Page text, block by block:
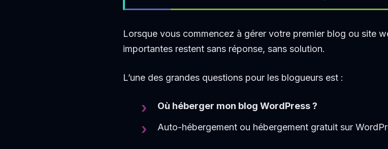
Lorsque vous commencez à gérer votre premier blog ou site
importantes restent sans réponse, sans solution.
L’une des grandes questions pour les blogueurs est :
Où héberger mon blog WordPress ?
Auto-hébergement ou hébergement gratuit sur